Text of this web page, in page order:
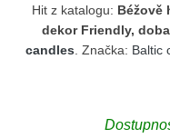
Hit z katalogu: Béžově
dekor Friendly,
candles . Značka: Baltic